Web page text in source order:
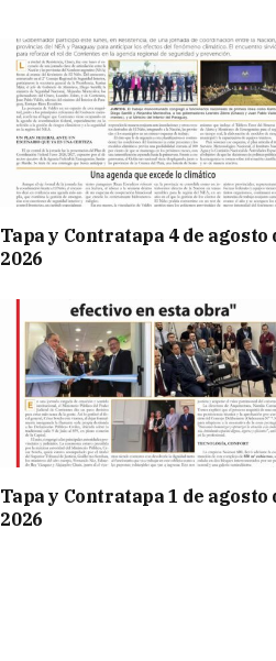
Tapa y Contratapa 4 de agosto
2026
Tapa y Contratapa 1 de agosto
2026